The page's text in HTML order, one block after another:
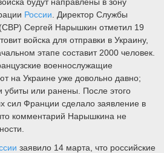
России . Директор Службы
Сергей Нарышкин отметил 19
войска для отправки в Украину,
этапе составит 2000 человек.
военнослужащие
на Украине уже довольно давно;
убиты или ранены. После этого
сил Франции сделало заявление в
комментарий Нарышкина не
заявило 14 марта, что российские